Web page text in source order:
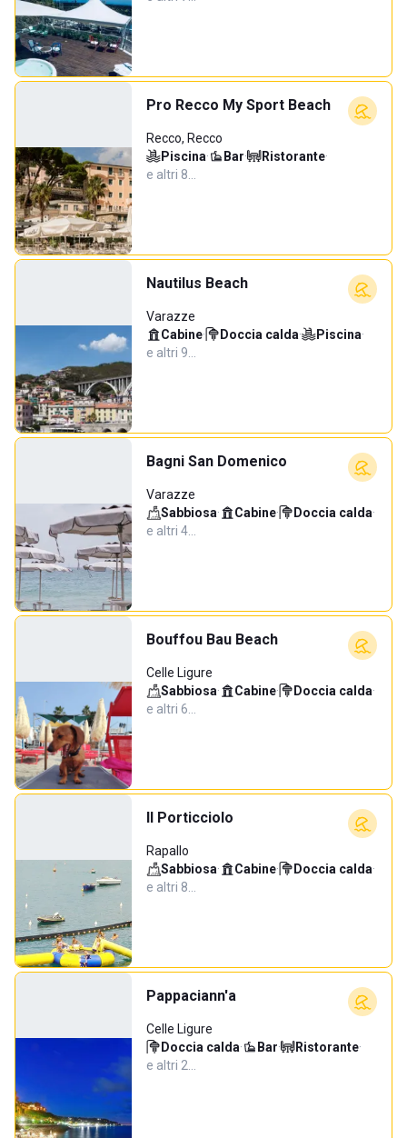
Pro Recco My Sport Beach
Recco, Recco
Piscina· Bar· Ristorante·
e altri 8…
Nautilus Beach
Varazze
Cabine· Doccia calda· Piscina·
e altri 9…
Bagni San Domenico
Varazze
Sabbiosa· Cabine· Doccia calda·
e altri 4…
Bouffou Bau Beach
Celle Ligure
Sabbiosa· Cabine· Doccia calda·
e altri 6…
Il Porticciolo
Rapallo
Sabbiosa· Cabine· Doccia calda·
e altri 8…
Pappaciann'a
Celle Ligure
Doccia calda· Bar· Ristorante·
e altri 2…